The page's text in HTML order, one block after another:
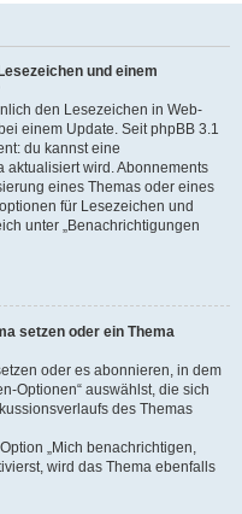
und einem
den Lesezeichen in Web-
einem Update. Seit phpBB 3.1
du kannst eine
aktualisiert wird. Abonnements
eines Themas oder eines
für Lesezeichen und
unter „Benachrichtigungen
setzen oder ein Thema
oder es abonnieren, in dem
Optionen“ auswählst, die sich
des Themas
„Mich benachrichtigen,
wird das Thema ebenfalls